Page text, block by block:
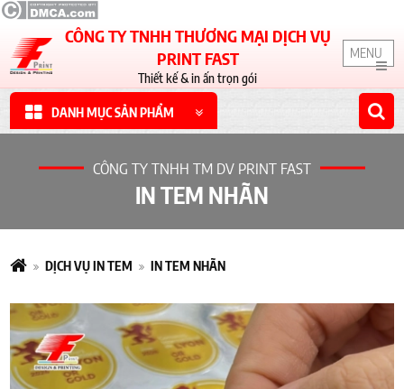
CÔNG TY TNHH THƯƠNG MẠI DỊCH VỤ
PRINT FAST
Thiết kế & in ấn trọn gói
MENU
DANH MỤC SẢN PHẨM
CÔNG TY TNHH TM DV PRINT FAST
IN TEM NHÃN
DỊCH VỤ IN TEM IN TEM NHÃN